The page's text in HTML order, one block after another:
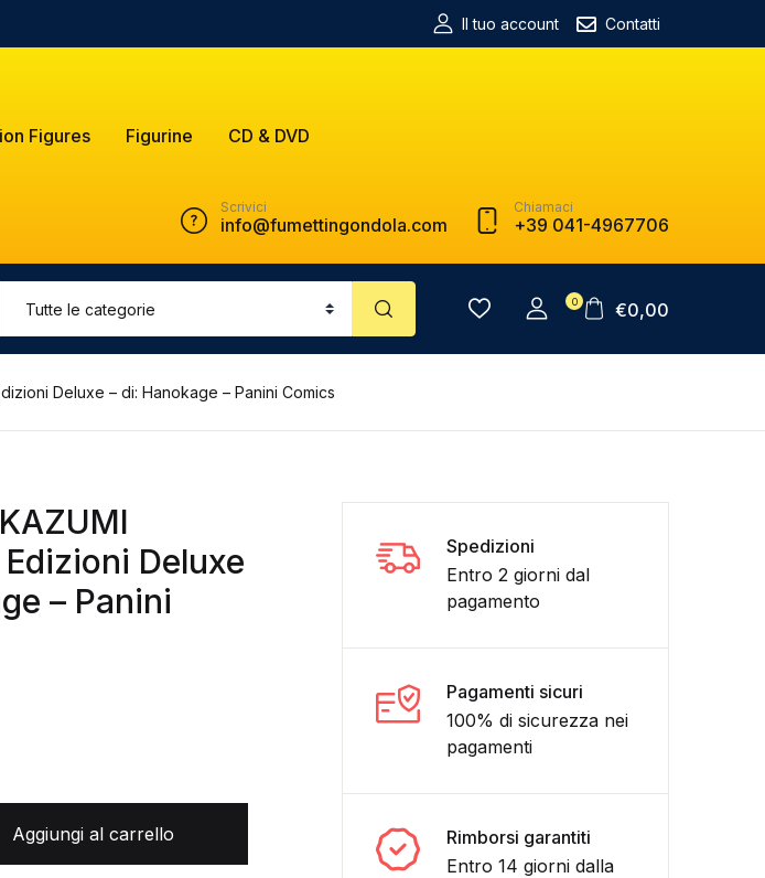
Il tuo account Contatti
Figures Figurine CD & DVD
Scrivici
info@fumettingondola.com
Chiamaci
+39 041-4967706
0 €0,00
Deluxe – di: Hanokage – Panini Comics
Deluxe
– Panini
Aggiungi al carrello
Spedizioni
Entro 2 giorni dal
pagamento
Pagamenti sicuri
100% di sicurezza nei
pagamenti
Rimborsi garantiti
Entro 14 giorni dalla